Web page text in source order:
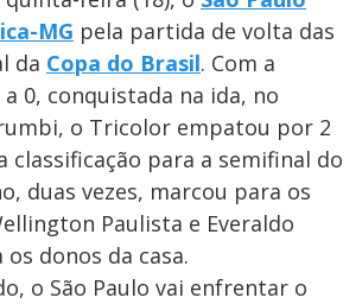
MG pela partida de volta das
da Copa do Brasil. Com a
0, conquistada na ida, no
o Tricolor empatou por 2
classificação para a semifinal do
duas vezes, marcou para os
Paulista e Everaldo
donos da casa.
o São Paulo vai enfrentar o